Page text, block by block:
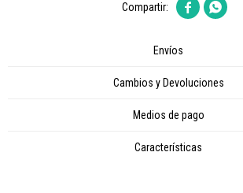
 
Envíos
Cambios y Devoluciones
Medios de pago
Características